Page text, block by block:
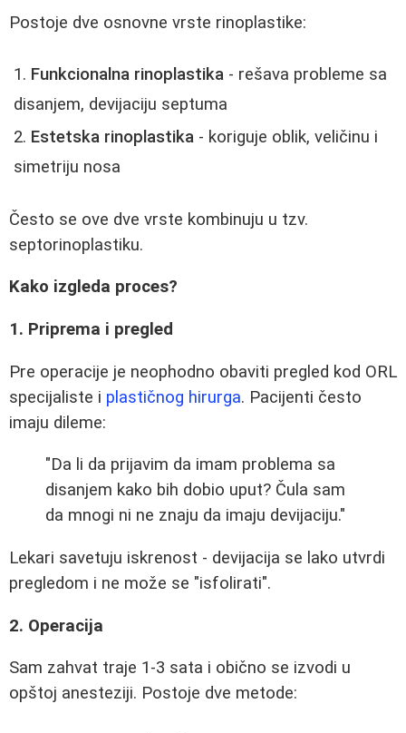
Postoje dve osnovne vrste rinoplastike:
Funkcionalna rinoplastika - rešava probleme sa
disanjem, devijaciju septuma
Estetska rinoplastika - koriguje oblik, veličinu i
simetriju nosa
Često se ove dve vrste kombinuju u tzv.
septorinoplastiku.
Kako izgleda proces?
1. Priprema i pregled
Pre operacije je neophodno obaviti pregled kod ORL
specijaliste i plastičnog hirurga. Pacijenti često
imaju dileme:
"Da li da prijavim da imam problema sa
disanjem kako bih dobio uput? Čula sam
da mnogi ni ne znaju da imaju devijaciju."
Lekari savetuju iskrenost - devijacija se lako utvrdi
pregledom i ne može se "isfolirati".
2. Operacija
Sam zahvat traje 1-3 sata i obično se izvodi u
opštoj anesteziji. Postoje dve metode: